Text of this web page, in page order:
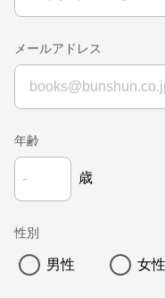
メールアドレス
年齢
歳
性別
男性 女性